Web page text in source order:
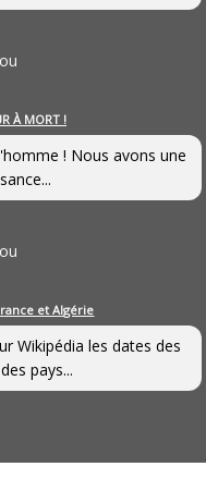
À MORT !
! Nous avons une
et Algérie
Wikipédia les dates des
pays...